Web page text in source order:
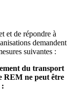
et de répondre à
demandent
suivantes :
du transport
REM ne peut être
: